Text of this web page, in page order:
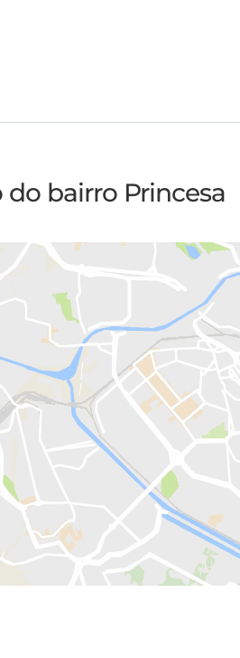
bairro Princesa